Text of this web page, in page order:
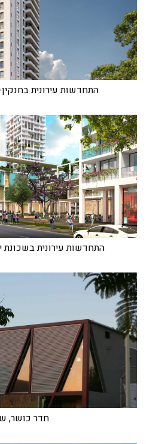
התחדשות עירונית
התחדשות עירונית
חדר כושר,